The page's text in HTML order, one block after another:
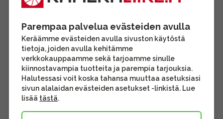
Parempaa palvelua evästeiden avulla
Keräämme evästeiden avulla sivuston käytöstä
tietoja, joiden avulla kehitämme
verkkokauppaamme sekä tarjoamme sinulle
kiinnostavampia tuotteita ja parempia tarjouksia.
Halutessasi voit koska tahansa muuttaa asetuksiasi
sivun alalaidan evästeiden asetukset -linkistä. Lue
lisää tästä.